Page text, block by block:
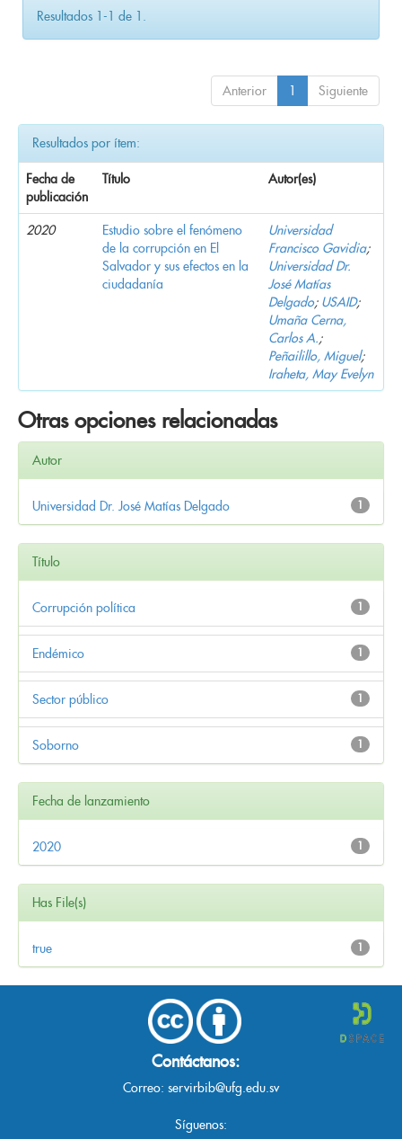
Resultados 1-1 de 1.
Anterior 1 Siguiente
Resultados por ítem:
Fecha de
publicación
Título Autor(es)
2020
Estudio sobre el fenómeno
de la corrupción en El
Salvador y sus efectos en la
ciudadanía
Universidad
Francisco Gavidia;
Universidad Dr.
José Matías
Delgado; USAID;
Umaña Cerna,
Carlos A.;
Peñailillo, Miguel;
Iraheta, May Evelyn
Otras opciones relacionadas
Autor
1
Universidad Dr. José Matías Delgado
Título
1
Corrupción política
1
Endémico
1
Sector público
1
Soborno
Fecha de lanzamiento
1
2020
Has File(s)
1
true
Contáctanos:
Correo: servirbib@ufg.edu.sv
Síguenos: